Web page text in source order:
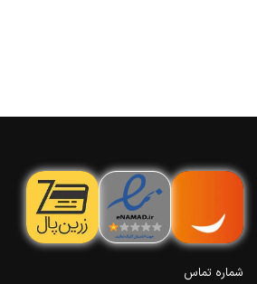
شماره تماس